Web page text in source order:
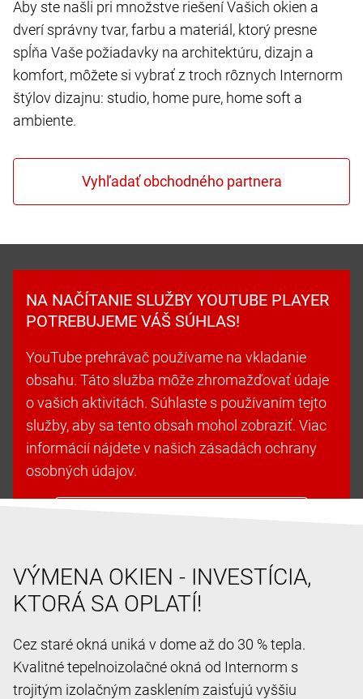
Aby ste našli pri množstve riešení Vašich okien a
dverí správny tvar, farbu a materiál, ktorý presne
spĺňa Vaše požiadavky na architektúru, dizajn a
komfort, môžete si vybrať z troch rôznych Internorm
štýlov dizajnu: studio, home pure, home soft a
ambiente.
NA NAČÍTANIE SLUŽBY YOUTUBE PLAYER
POTREBUJEME VÁŠ SÚHLAS!
YouTube prehrávač používame na vkladanie
obsahu. Táto služba môže zhromažďovať údaje
o vašich aktivitách. Súhlaste s používaním tejto
služby, aby sa tento obsah mohol zobraziť. Viac
informácií nájdete v našich zásadách ochrany
osobných údajov.
VÝMENA OKIEN - INVESTÍCIA,
KTORÁ SA OPLATÍ!
Cez staré okná uniká v dome až do 30 % tepla.
Kvalitné tepelnoizolačné okná od Internorm s
trojitým izolačným zasklením zaisťujú vyššiu